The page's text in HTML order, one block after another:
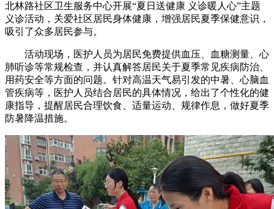
北林路社区卫生服务中心开展“夏日送健康 义诊暖人心”主题
义诊活动，关爱社区居民身体健康，增强居民夏季保健意识，
吸引了众多居民参与。
活动现场，医护人员为居民免费提供血压、血糖测量、心
肺听诊等常规检查，并认真解答居民关于夏季常见疾病防治、
用药安全等方面的问题。针对高温天气易引发的中暑、心脑血
管疾病等，医护人员结合居民的具体情况，给出了个性化的健
康指导，提醒居民合理饮食、适量运动、规律作息，做好夏季
防暑降温措施。